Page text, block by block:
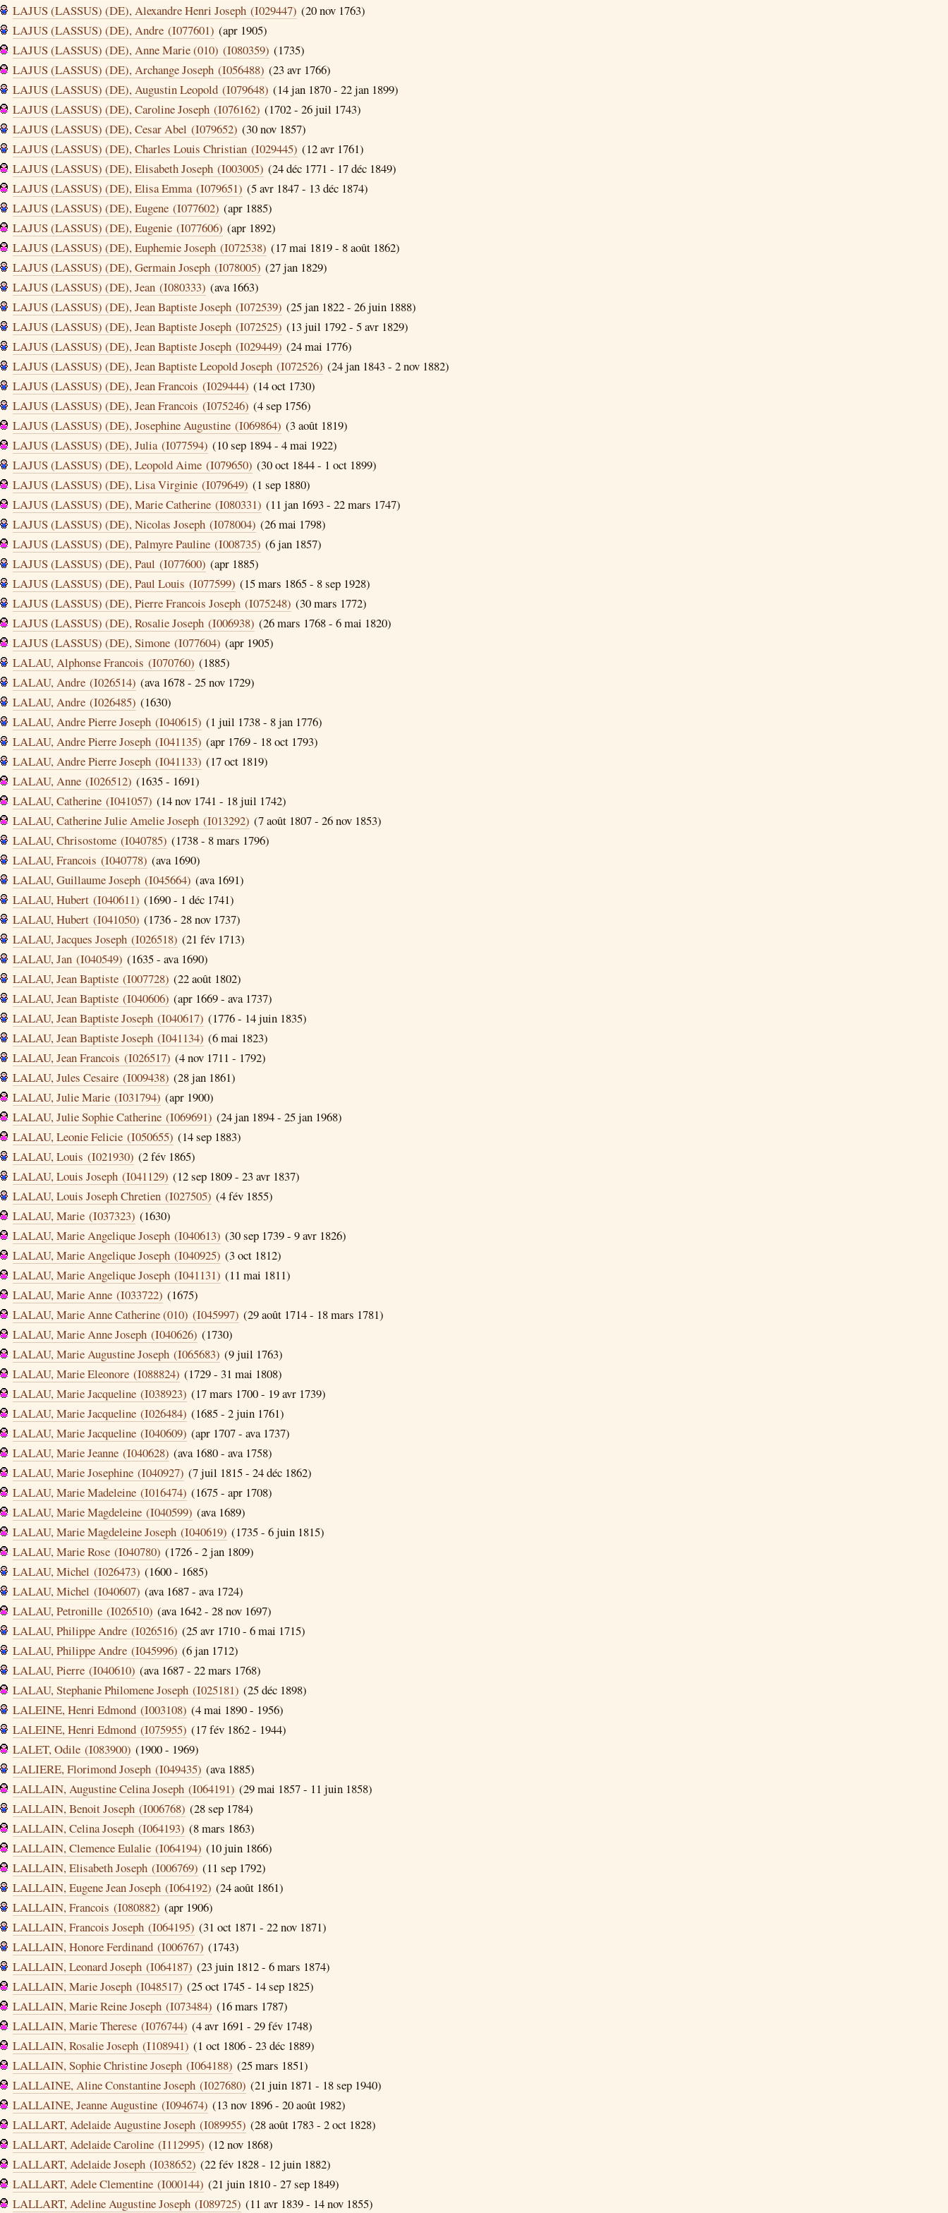
LAJUS (LASSUS) (DE), Alexandre Henri Joseph (I029447) (20 nov 1763)
LAJUS (LASSUS) (DE), Andre (I077601) (apr 1905)
LAJUS (LASSUS) (DE), Anne Marie (010) (I080359) (1735)
LAJUS (LASSUS) (DE), Archange Joseph (I056488) (23 avr 1766)
LAJUS (LASSUS) (DE), Augustin Leopold (I079648) (14 jan 1870 - 22 jan 1899)
LAJUS (LASSUS) (DE), Caroline Joseph (I076162) (1702 - 26 juil 1743)
LAJUS (LASSUS) (DE), Cesar Abel (I079652) (30 nov 1857)
LAJUS (LASSUS) (DE), Charles Louis Christian (I029445) (12 avr 1761)
LAJUS (LASSUS) (DE), Elisabeth Joseph (I003005) (24 déc 1771 - 17 déc 1849)
LAJUS (LASSUS) (DE), Elisa Emma (I079651) (5 avr 1847 - 13 déc 1874)
LAJUS (LASSUS) (DE), Eugene (I077602) (apr 1885)
LAJUS (LASSUS) (DE), Eugenie (I077606) (apr 1892)
LAJUS (LASSUS) (DE), Euphemie Joseph (I072538) (17 mai 1819 - 8 août 1862)
LAJUS (LASSUS) (DE), Germain Joseph (I078005) (27 jan 1829)
LAJUS (LASSUS) (DE), Jean (I080333) (ava 1663)
LAJUS (LASSUS) (DE), Jean Baptiste Joseph (I072539) (25 jan 1822 - 26 juin 1888)
LAJUS (LASSUS) (DE), Jean Baptiste Joseph (I072525) (13 juil 1792 - 5 avr 1829)
LAJUS (LASSUS) (DE), Jean Baptiste Joseph (I029449) (24 mai 1776)
LAJUS (LASSUS) (DE), Jean Baptiste Leopold Joseph (I072526) (24 jan 1843 - 2 nov 1882)
LAJUS (LASSUS) (DE), Jean Francois (I029444) (14 oct 1730)
LAJUS (LASSUS) (DE), Jean Francois (I075246) (4 sep 1756)
LAJUS (LASSUS) (DE), Josephine Augustine (I069864) (3 août 1819)
LAJUS (LASSUS) (DE), Julia (I077594) (10 sep 1894 - 4 mai 1922)
LAJUS (LASSUS) (DE), Leopold Aime (I079650) (30 oct 1844 - 1 oct 1899)
LAJUS (LASSUS) (DE), Lisa Virginie (I079649) (1 sep 1880)
LAJUS (LASSUS) (DE), Marie Catherine (I080331) (11 jan 1693 - 22 mars 1747)
LAJUS (LASSUS) (DE), Nicolas Joseph (I078004) (26 mai 1798)
LAJUS (LASSUS) (DE), Palmyre Pauline (I008735) (6 jan 1857)
LAJUS (LASSUS) (DE), Paul (I077600) (apr 1885)
LAJUS (LASSUS) (DE), Paul Louis (I077599) (15 mars 1865 - 8 sep 1928)
LAJUS (LASSUS) (DE), Pierre Francois Joseph (I075248) (30 mars 1772)
LAJUS (LASSUS) (DE), Rosalie Joseph (I006938) (26 mars 1768 - 6 mai 1820)
LAJUS (LASSUS) (DE), Simone (I077604) (apr 1905)
LALAU, Alphonse Francois (I070760) (1885)
LALAU, Andre (I026514) (ava 1678 - 25 nov 1729)
LALAU, Andre (I026485) (1630)
LALAU, Andre Pierre Joseph (I040615) (1 juil 1738 - 8 jan 1776)
LALAU, Andre Pierre Joseph (I041135) (apr 1769 - 18 oct 1793)
LALAU, Andre Pierre Joseph (I041133) (17 oct 1819)
LALAU, Anne (I026512) (1635 - 1691)
LALAU, Catherine (I041057) (14 nov 1741 - 18 juil 1742)
LALAU, Catherine Julie Amelie Joseph (I013292) (7 août 1807 - 26 nov 1853)
LALAU, Chrisostome (I040785) (1738 - 8 mars 1796)
LALAU, Francois (I040778) (ava 1690)
LALAU, Guillaume Joseph (I045664) (ava 1691)
LALAU, Hubert (I040611) (1690 - 1 déc 1741)
LALAU, Hubert (I041050) (1736 - 28 nov 1737)
LALAU, Jacques Joseph (I026518) (21 fév 1713)
LALAU, Jan (I040549) (1635 - ava 1690)
LALAU, Jean Baptiste (I007728) (22 août 1802)
LALAU, Jean Baptiste (I040606) (apr 1669 - ava 1737)
LALAU, Jean Baptiste Joseph (I040617) (1776 - 14 juin 1835)
LALAU, Jean Baptiste Joseph (I041134) (6 mai 1823)
LALAU, Jean Francois (I026517) (4 nov 1711 - 1792)
LALAU, Jules Cesaire (I009438) (28 jan 1861)
LALAU, Julie Marie (I031794) (apr 1900)
LALAU, Julie Sophie Catherine (I069691) (24 jan 1894 - 25 jan 1968)
LALAU, Leonie Felicie (I050655) (14 sep 1883)
LALAU, Louis (I021930) (2 fév 1865)
LALAU, Louis Joseph (I041129) (12 sep 1809 - 23 avr 1837)
LALAU, Louis Joseph Chretien (I027505) (4 fév 1855)
LALAU, Marie (I037323) (1630)
LALAU, Marie Angelique Joseph (I040613) (30 sep 1739 - 9 avr 1826)
LALAU, Marie Angelique Joseph (I040925) (3 oct 1812)
LALAU, Marie Angelique Joseph (I041131) (11 mai 1811)
LALAU, Marie Anne (I033722) (1675)
LALAU, Marie Anne Catherine (010) (I045997) (29 août 1714 - 18 mars 1781)
LALAU, Marie Anne Joseph (I040626) (1730)
LALAU, Marie Augustine Joseph (I065683) (9 juil 1763)
LALAU, Marie Eleonore (I088824) (1729 - 31 mai 1808)
LALAU, Marie Jacqueline (I038923) (17 mars 1700 - 19 avr 1739)
LALAU, Marie Jacqueline (I026484) (1685 - 2 juin 1761)
LALAU, Marie Jacqueline (I040609) (apr 1707 - ava 1737)
LALAU, Marie Jeanne (I040628) (ava 1680 - ava 1758)
LALAU, Marie Josephine (I040927) (7 juil 1815 - 24 déc 1862)
LALAU, Marie Madeleine (I016474) (1675 - apr 1708)
LALAU, Marie Magdeleine (I040599) (ava 1689)
LALAU, Marie Magdeleine Joseph (I040619) (1735 - 6 juin 1815)
LALAU, Marie Rose (I040780) (1726 - 2 jan 1809)
LALAU, Michel (I026473) (1600 - 1685)
LALAU, Michel (I040607) (ava 1687 - ava 1724)
LALAU, Petronille (I026510) (ava 1642 - 28 nov 1697)
LALAU, Philippe Andre (I026516) (25 avr 1710 - 6 mai 1715)
LALAU, Philippe Andre (I045996) (6 jan 1712)
LALAU, Pierre (I040610) (ava 1687 - 22 mars 1768)
LALAU, Stephanie Philomene Joseph (I025181) (25 déc 1898)
LALEINE, Henri Edmond (I003108) (4 mai 1890 - 1956)
LALEINE, Henri Edmond (I075955) (17 fév 1862 - 1944)
LALET, Odile (I083900) (1900 - 1969)
LALIERE, Florimond Joseph (I049435) (ava 1885)
LALLAIN, Augustine Celina Joseph (I064191) (29 mai 1857 - 11 juin 1858)
LALLAIN, Benoit Joseph (I006768) (28 sep 1784)
LALLAIN, Celina Joseph (I064193) (8 mars 1863)
LALLAIN, Clemence Eulalie (I064194) (10 juin 1866)
LALLAIN, Elisabeth Joseph (I006769) (11 sep 1792)
LALLAIN, Eugene Jean Joseph (I064192) (24 août 1861)
LALLAIN, Francois (I080882) (apr 1906)
LALLAIN, Francois Joseph (I064195) (31 oct 1871 - 22 nov 1871)
LALLAIN, Honore Ferdinand (I006767) (1743)
LALLAIN, Leonard Joseph (I064187) (23 juin 1812 - 6 mars 1874)
LALLAIN, Marie Joseph (I048517) (25 oct 1745 - 14 sep 1825)
LALLAIN, Marie Reine Joseph (I073484) (16 mars 1787)
LALLAIN, Marie Therese (I076744) (4 avr 1691 - 29 fév 1748)
LALLAIN, Rosalie Joseph (I108941) (1 oct 1806 - 23 déc 1889)
LALLAIN, Sophie Christine Joseph (I064188) (25 mars 1851)
LALLAINE, Aline Constantine Joseph (I027680) (21 juin 1871 - 18 sep 1940)
LALLAINE, Jeanne Augustine (I094674) (13 nov 1896 - 20 août 1982)
LALLART, Adelaide Augustine Joseph (I089955) (28 août 1783 - 2 oct 1828)
LALLART, Adelaide Caroline (I112995) (12 nov 1868)
LALLART, Adelaide Joseph (I038652) (22 fév 1828 - 12 juin 1882)
LALLART, Adele Clementine (I000144) (21 juin 1810 - 27 sep 1849)
LALLART, Adeline Augustine Joseph (I089725) (11 avr 1839 - 14 nov 1855)